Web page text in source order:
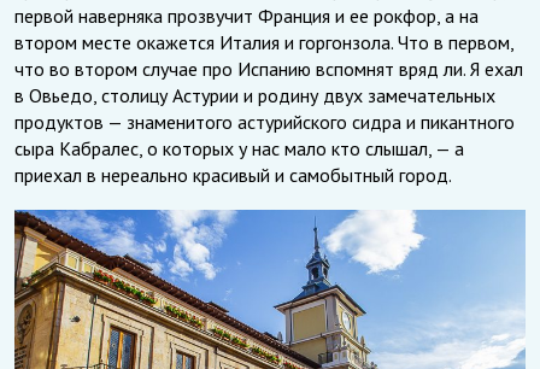
первой наверняка прозвучит Франция и ее рокфор, а на
втором месте окажется Италия и горгонзола. Что в первом,
что во втором случае про Испанию вспомнят вряд ли. Я ехал
в Овьедо, столицу Астурии и родину двух замечательных
продуктов — знаменитого астурийского сидра и пикантного
сыра Кабралес, о которых у нас мало кто слышал, — а
приехал в нереально красивый и самобытный город.